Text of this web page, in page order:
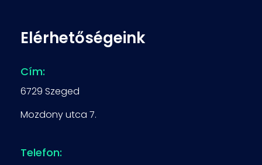
Elérhetőségeink
Cím:
6729 Szeged
Mozdony utca 7.
Telefon: